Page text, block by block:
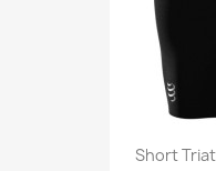
Short